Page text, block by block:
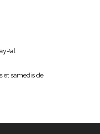
et samedis de